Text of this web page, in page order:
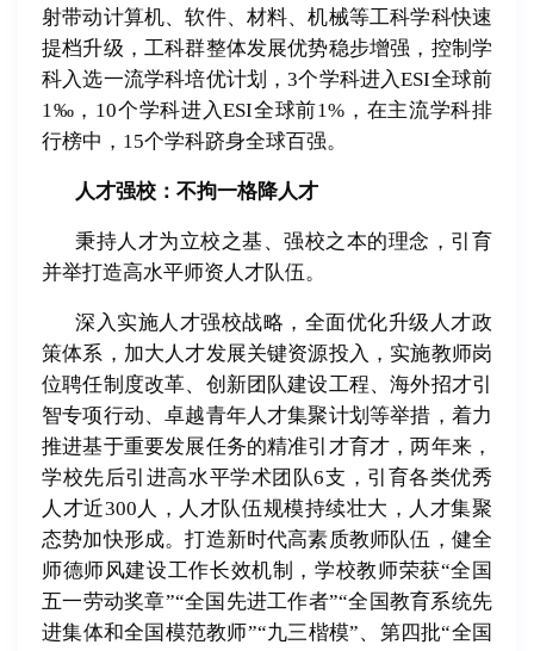
射带动计算机、软件、材料、机械等工科学科快速
提档升级，工科群整体发展优势稳步增强，控制学
科入选一流学科培优计划，3个学科进入ESI全球前
1‰ ， 10个学科进入ESI全球前1% ，在主流学科排
行榜中， 15个学科跻身全球百强。
人才强校：不拘一格降人才
秉持人才为立校之基、强校之本的理念，引育
并举打造高水平师资人才队伍。
深入实施人才强校战略，全面优化升级人才政
策体系，加大人才发展关键资源投入，实施教师岗
位聘任制度改革、创新团队建设工程、海外招才引
智专项行动、卓越青年人才集聚计划等举措，着力
推进基于重要发展任务的精准引才育才，两年来，
学校先后引进高水平学术团队6支，引育各类优秀
人才近300 人，人才队伍规模持续壮大，人才集聚
态势加快形成。打造新时代高素质教师队伍，健全
师德师风建设工作长效机制，学校教师荣获“全国
五一劳动奖章”“全国先进工作者”“全国教育系统先
进集体和全国模范教师”“九三楷模”、第四批“全国